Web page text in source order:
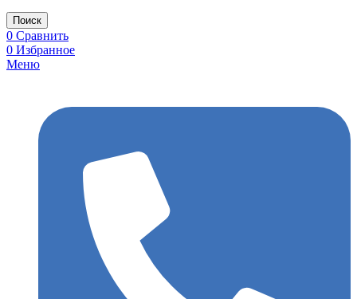
Поиск
0 Сравнить
0 Избранное
Меню